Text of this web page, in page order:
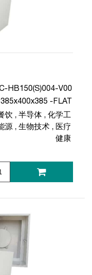
HB150(S)004-V00
385x400x385 -FLAT
饮 , 半导体 , 化学工
源 , 生物技术 , 医疗
健康